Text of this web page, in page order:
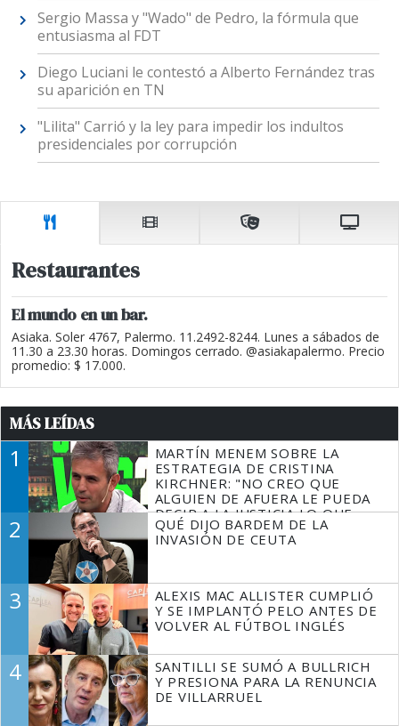
Sergio Massa y "Wado" de Pedro, la fórmula que
entusiasma al FDT
Diego Luciani le contestó a Alberto Fernández tras
su aparición en TN
"Lilita" Carrió y la ley para impedir los indultos
presidenciales por corrupción
Restaurantes
El mundo en un bar.
Asiaka. Soler 4767, Palermo. 11.2492-8244. Lunes a sábados de
11.30 a 23.30 horas. Domingos cerrado. @asiakapalermo. Precio
promedio: $ 17.000.
MÁS LEÍDAS
1
MARTÍN MENEM SOBRE LA
ESTRATEGIA DE CRISTINA
KIRCHNER: "NO CREO QUE
ALGUIEN DE AFUERA LE PUEDA
DECIR A LA JUSTICIA LO QUE
TIENE QUE HACER"
2
QUÉ DIJO BARDEM DE LA
INVASIÓN DE CEUTA
3
ALEXIS MAC ALLISTER CUMPLIÓ
Y SE IMPLANTÓ PELO ANTES DE
VOLVER AL FÚTBOL INGLÉS
4
SANTILLI SE SUMÓ A BULLRICH
Y PRESIONA PARA LA RENUNCIA
DE VILLARRUEL